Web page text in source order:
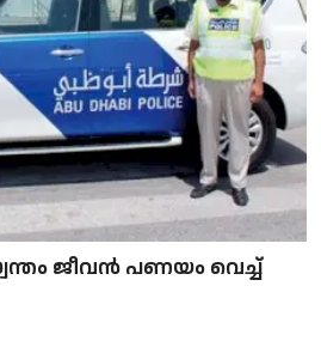
ജീവന്‍ പണയം വെച്ച്